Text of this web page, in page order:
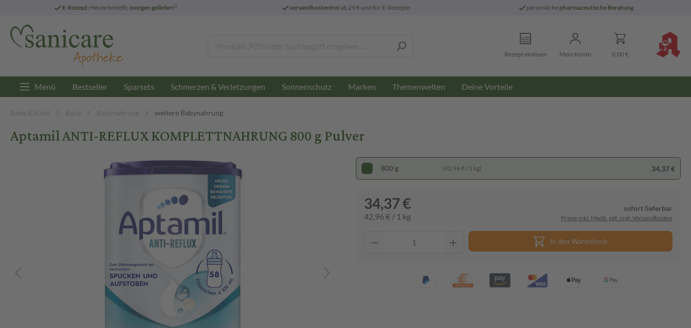
E-Rezept: Heute bestellt, morgen geliefert3 versandkostenfreiab 29 € und für E-Rezepte persönliche pharmazeutische Beratung
Rezept einlösen Mein Konto 0,00 €
Menü Bestseller Sparsets Schmerzen & Verletzungen Sonnenschutz Marken Themenwelten Deine Vorteile
Baby & Kind Baby Babynahrung weitere Babynahrung
Aptamil ANTI-REFLUX KOMPLETTNAHRUNG 800 g Pulver
800 g (42,96 € / 1 kg) 34,37 €
34,37 €
42,96 € / 1 kg
sofort lieferbar
Preise inkl. MwSt. ggf. zzgl. Versandkosten
In den Warenkorb